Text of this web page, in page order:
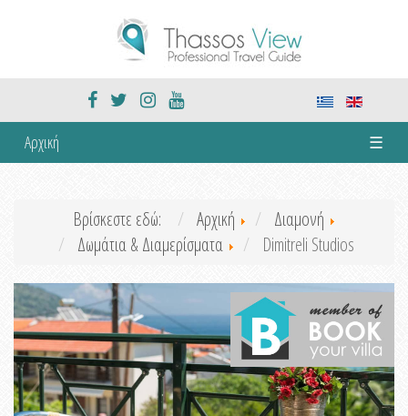
Αρχική ☰
Βρίσκεστε εδώ: Αρχική
Διαμονή
Δωμάτια & Διαμερίσματα
Dimitreli Studios